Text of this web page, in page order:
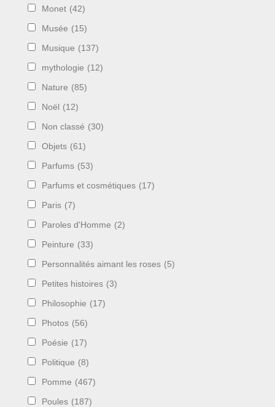
Monet (42)
Musée (15)
Musique (137)
mythologie (12)
Nature (85)
Noël (12)
Non classé (30)
Objets (61)
Parfums (53)
Parfums et cosmétiques (17)
Paris (7)
Paroles d'Homme (2)
Peinture (33)
Personnalités aimant les roses (5)
Petites histoires (3)
Philosophie (17)
Photos (56)
Poésie (17)
Politique (8)
Pomme (467)
Poules (187)